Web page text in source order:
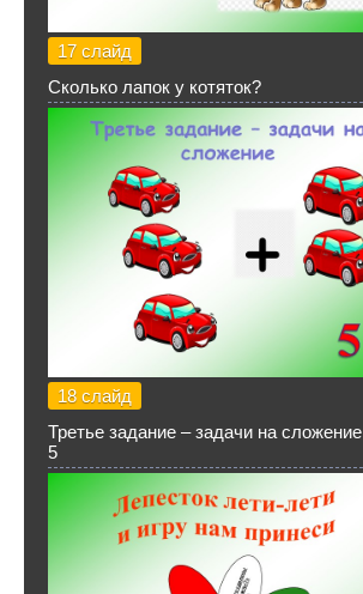
17 слайд
Сколько лапок у котяток?
18 слайд
Третье задание – задачи на сложение
5